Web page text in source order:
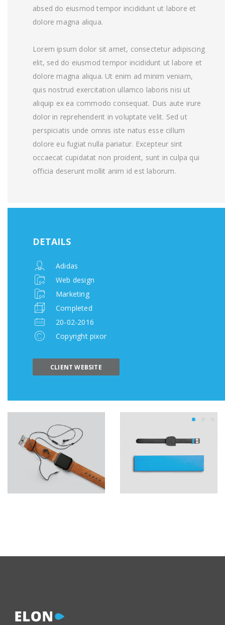
absed do eiusmod tempor incididunt ut labore et
dolore magna aliqua.
Lorem ipsum dolor sit amet, consectetur adipiscing
elit, sed do eiusmod tempor incididunt ut labore et
dolore magna aliqua. Ut enim ad minim veniam,
quis nostrud exercitation ullamco laboris nisi ut
aliquip ex ea commodo consequat. Duis aute irure
dolor in reprehenderit in voluptate velit. Sed ut
perspiciatis unde omnis iste natus esse cillum
dolore eu fugiat nulla pariatur. Excepteur sint
occaecat cupidatat non proident, sunt in culpa qui
officia deserunt mollit anim id est laborum.
DETAILS
Adidas
Web design
Marketing
Completed
20-02-2016
Copyright pixor
CLIENT WEBSITE